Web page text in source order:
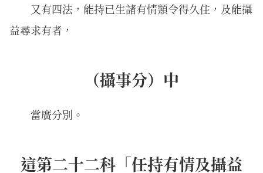
又有四法，能持已生諸有情類令得久住，及能攝
益尋求有者，
（攝事分）中
當廣分別。
這第二十二科「任持有情及攝益